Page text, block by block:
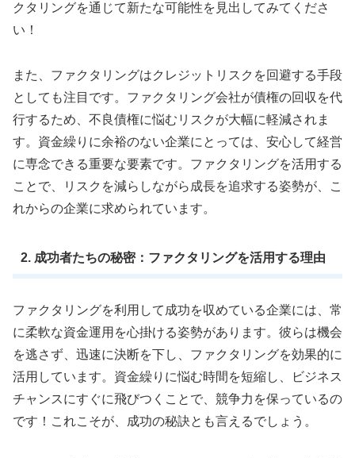
クタリングを通じて新たな可能性を見出してみてくださ
い！
また、ファクタリングはクレジットリスクを回避する手段
としても注目です。ファクタリング会社が債権の回収を代
行するため、不良債権に悩むリスクが大幅に軽減されま
す。資金繰りに余裕のない企業にとっては、安心して経営
に専念できる重要な要素です。ファクタリングを活用する
ことで、リスクを減らしながら成長を追求する姿勢が、こ
れからの企業に求められています。
2. 成功者たちの秘密：ファクタリングを活用する理由
ファクタリングを利用して成功を収めている企業には、常
に柔軟な資金運用を心掛ける姿勢があります。彼らは機会
を逃さず、迅速に決断を下し、ファクタリングを効果的に
活用しています。資金繰りに悩む時間を短縮し、ビジネス
チャンスにすぐに飛びつくことで、競争力を保っているの
です！これこそが、成功の秘訣とも言えるでしょう。